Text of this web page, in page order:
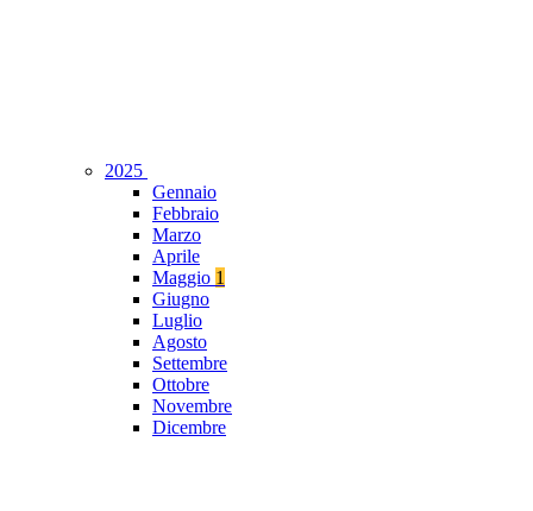
2025
Gennaio
Febbraio
Marzo
Aprile
Maggio 1
Giugno
Luglio
Agosto
Settembre
Ottobre
Novembre
Dicembre